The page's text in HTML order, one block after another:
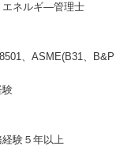
エネルギ―管理士
、ASME(B31、B&P
験
験５年以上